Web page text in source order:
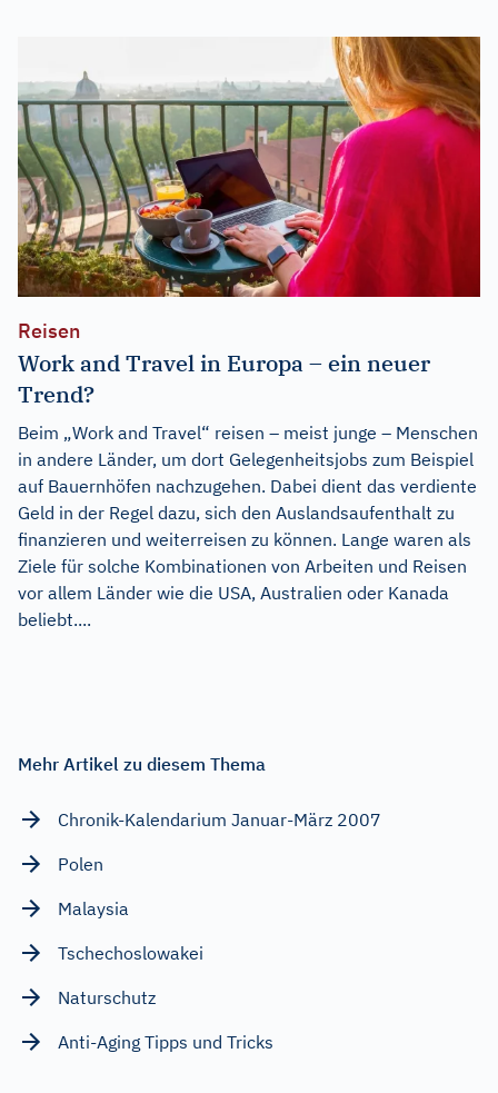
Reisen
Work and Travel in Europa – ein neuer
Trend?
Beim „Work and Travel“ reisen – meist junge – Menschen
in andere Länder, um dort Gelegenheitsjobs zum Beispiel
auf Bauernhöfen nachzugehen. Dabei dient das verdiente
Geld in der Regel dazu, sich den Auslandsaufenthalt zu
finanzieren und weiterreisen zu können. Lange waren als
Ziele für solche Kombinationen von Arbeiten und Reisen
vor allem Länder wie die USA, Australien oder Kanada
beliebt....
Mehr Artikel zu diesem Thema
Chronik-Kalendarium Januar-März 2007
Polen
Malaysia
Tschechoslowakei
Naturschutz
Anti-Aging Tipps und Tricks